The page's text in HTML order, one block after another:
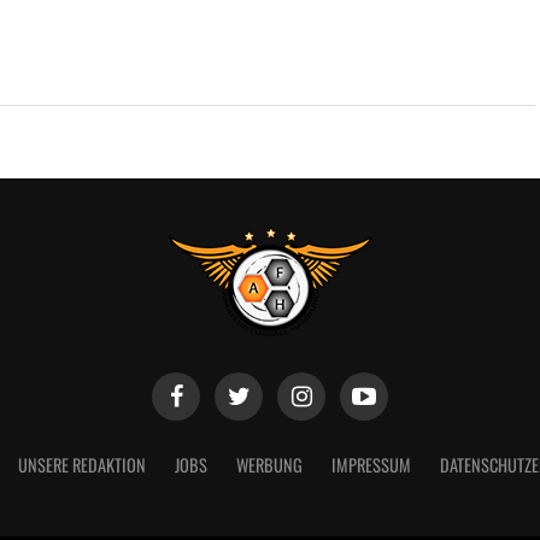
UNSERE REDAKTION JOBS WERBUNG IMPRESSUM